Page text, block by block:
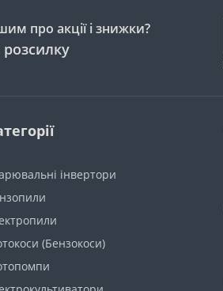
про акції і знижки?
інвертори
(Бензокоси)